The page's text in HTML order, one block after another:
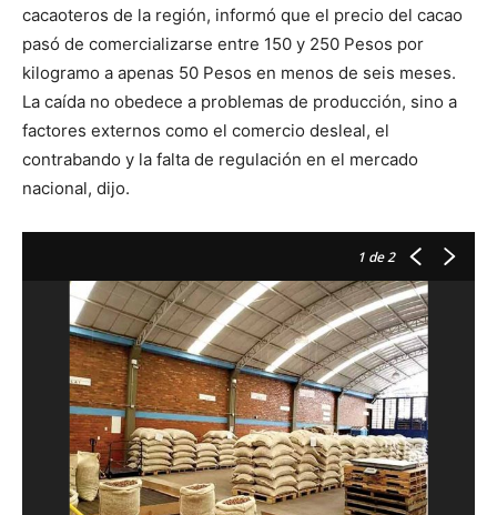
cacaoteros de la región, informó que el precio del cacao
pasó de comercializarse entre 150 y 250 Pesos por
kilogramo a apenas 50 Pesos en menos de seis meses.
La caída no obedece a problemas de producción, sino a
factores externos como el comercio desleal, el
contrabando y la falta de regulación en el mercado
nacional, dijo.
1 de 2